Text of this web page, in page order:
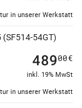
in unserer Werkstatt
54GT)
in unserer Werkstatt
48900€
inkl. 19% MwSt